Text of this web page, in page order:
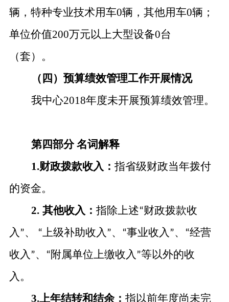
辆，特种专业技术用车0辆，其他用车0辆；
单位价值200万元以上大型设备0台
（套）。
（四）预算绩效管理工作开展情况
我中心2018年度未开展预算绩效管理。
第四部分 名词解释
1.财政拨款收入： 指省级财政当年拨付
的资金。
2. 其他收入： 指除上述“财政拨款收
入”、 “上级补助收入”、 “事业收入”、 “经营
收入”、 “附属单位上缴收入”等以外的收
入。
3.上年结转和结余： 指以前年度尚未完